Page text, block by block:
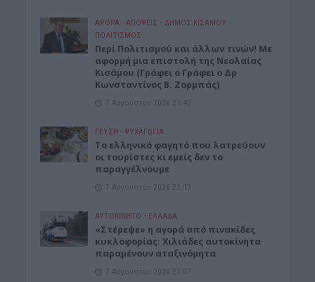
ΑΡΘΡΑ - ΑΠΟΨΕΙΣ • ΔΉΜΟΣ ΚΙΣΆΜΟΥ •
ΠΟΛΙΤΙΣΜΟΣ
Περί Πολιτισμού και άλλων τινών! Mε
αφορμή μια επιστολή της Νεολαίας
Κισάμου (Γράφει ο Γράφει ο Δρ
Κωνσταντίνος Β. Ζορμπάς)
7 Αυγούστου 2026 21:42
ΓΕΎΣΗ - ΨΥΧΑΓΩΓΊΑ
Το ελληνικό φαγητό που λατρεύουν
οι τουρίστες κι εμείς δεν το
παραγγέλνουμε
7 Αυγούστου 2026 21:13
ΑΥΤΟΚΙΝΗΤΟ • ΕΛΛΑΔΑ
«Στέρεψε» η αγορά από πινακίδες
κυκλοφορίας: Χιλιάδες αυτοκίνητα
παραμένουν αταξινόμητα
7 Αυγούστου 2026 21:07